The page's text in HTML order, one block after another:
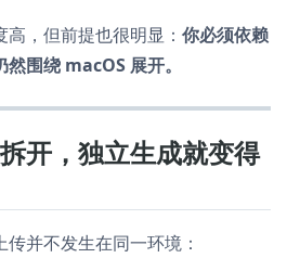
，但前提也很明显： 你必须依赖
围绕 macOS 展开。
开，独立生成就变得
并不发生在同一环境：